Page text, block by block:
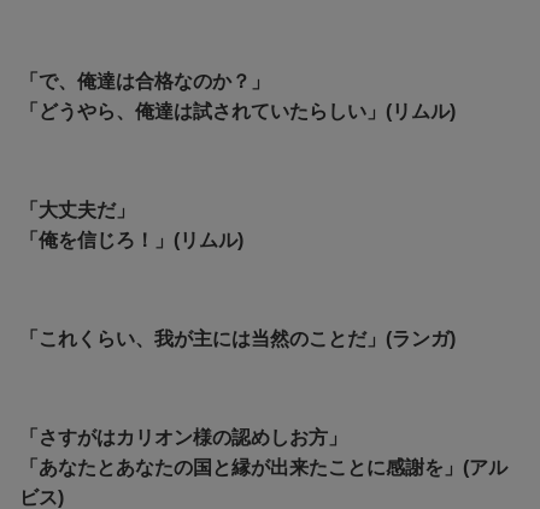
「で、俺達は合格なのか？」
「どうやら、俺達は試されていたらしい」(リムル)
「大丈夫だ」
「俺を信じろ！」(リムル)
「これくらい、我が主には当然のことだ」(ランガ)
「さすがはカリオン様の認めしお方」
「あなたとあなたの国と縁が出来たことに感謝を」(アル
ビス)